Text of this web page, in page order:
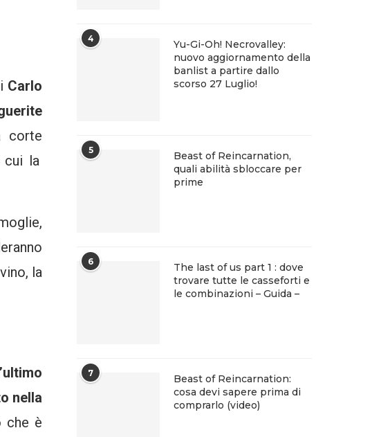
Carlo
corte
cui la
la
nella
che è
4
Yu-Gi-Oh! Necrovalley:
nuovo aggiornamento della
banlist a partire dallo
scorso 27 Luglio!
5
Beast of Reincarnation,
quali abilità sbloccare per
prime
6
The last of us part 1 : dove
trovare tutte le casseforti e
le combinazioni – Guida –
7
Beast of Reincarnation:
cosa devi sapere prima di
comprarlo (video)